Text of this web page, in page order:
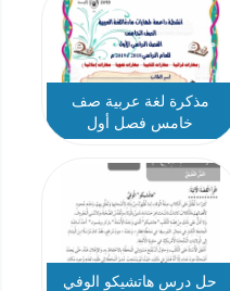
مذكرة لغة عربية صف
خامس فصل أول
حل درس هاتشيكو الوفي